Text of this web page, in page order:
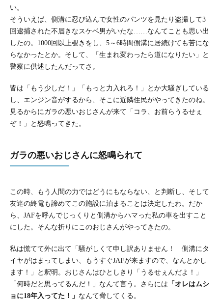
い。
そういえば、側溝に忍び込んで女性のパンツを見たり盗撮して3
回逮捕された不届きなスケベ男がいたな……なんてことも思い出
したの。1000回以上覗きをし、5～6時間側溝に居続けても苦にな
らなかったとか。そして、「生まれ変わったら道になりたい」と
警察に供述したんだってさ。
皆は「もう少しだ！」「もっと力入れろ！」とか大騒ぎしている
し、エンジン音がするから、そこに近隣住民がやってきたのね。
見るからにガラの悪いおじさんが来て「コラ、お前らうるせぇ
ぞ！」と怒鳴ってきた。
ガラの悪いおじさんに怒鳴られて
この時、もう人間の力ではどうにもならない、と判断し、そして
友達の終電も諦めてこの施設に泊まることは決定したわ。だか
ら、JAFを呼んでじっくりと側溝からハマった私の車を出すこと
にした。そんな折りにこのおじさんがやってきたの。
私は慌てて外に出て「騒がしくて申し訳ありません！ 側溝にタ
イヤがはまってしまい、もうすぐJAFが来ますので、なんとかし
ます！」と釈明。おじさんはひとしきり「うるせぇんだよ！」
「何時だと思ってるんだ！」なんて言う。さらには 「オレはムシ
ョに18年入ってた！」 なんて脅してくる。